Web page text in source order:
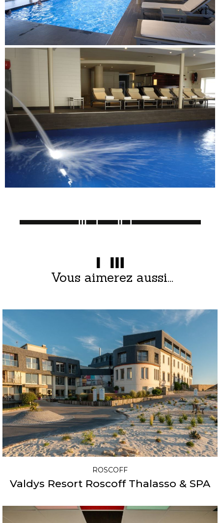
Vous aimerez aussi...
ROSCOFF
Valdys Resort Roscoff Thalasso & SPA